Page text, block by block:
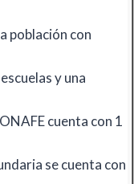
población con
y una
cuenta con 1
se cuenta con